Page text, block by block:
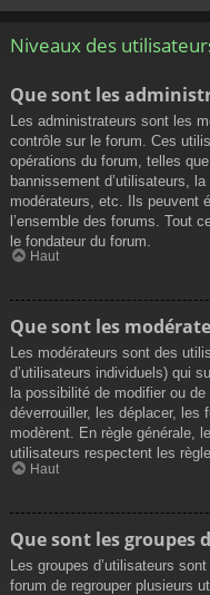
Niveaux des
Que sont les
Les administrateurs sont les
contrôle sur le forum. Ces
opérations du forum, telles
bannissement d’utilisateurs,
modérateurs, etc. Ils peuvent
l’ensemble des forums. Tout
le fondateur du forum.
Haut
Que sont les
Les modérateurs sont des
d’utilisateurs individuels) qui
la possibilité de modifier ou
déverrouiller, les déplacer, les
modèrent. En règle générale,
utilisateurs respectent les
Haut
Que sont les groupes
Les groupes d’utilisateurs
forum de regrouper plusieurs